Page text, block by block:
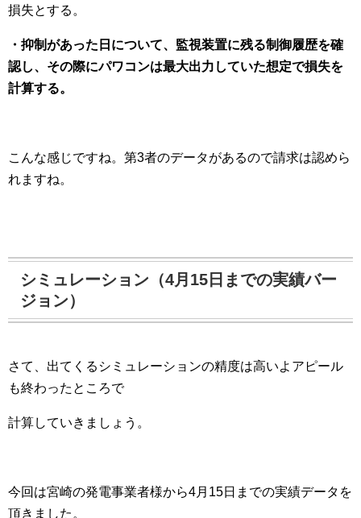
損失とする。
・抑制があった日について、監視装置に残る制御履歴を確
認し、その際にパワコンは最大出力していた想定で損失を
計算する。
こんな感じですね。第3者のデータがあるので請求は認めら
れますね。
シミュレーション（4月15日までの実績バー
ジョン）
さて、出てくるシミュレーションの精度は高いよアピール
も終わったところで
計算していきましょう。
今回は宮崎の発電事業者様から4月15日までの実績データを
頂きました。